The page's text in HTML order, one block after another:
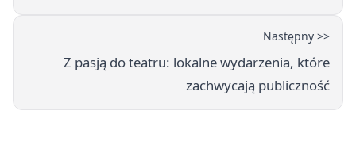
Następny >>
Z pasją do teatru: lokalne wydarzenia, które
zachwycają publiczność